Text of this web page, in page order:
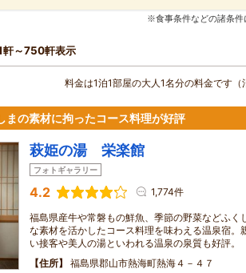
※食事条件などの諸条件
軒～750軒表示
料金は1泊1部屋の大人1名分の料金です（
まの素材に拘ったコース料理が好評
萩姫の湯 栄楽館
フォトギャラリー
4.2 1,774件
福島県産牛や常磐もの鮮魚、季節の野菜などふく
な素材を活かしたコース料理を味わえる温泉宿。
い接客や美人の湯といわれる温泉の泉質も好評。
住所
福島県郡山市熱海町熱海４－４７